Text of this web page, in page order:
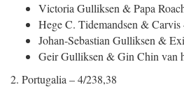
Victoria Gulliksen & Papa
Hege C. Tidemandsen & Carvis
Johan-Sebastian Gulliksen &
Geir Gulliksen & Gin Chin van
2. Portugalia – 4/238,38